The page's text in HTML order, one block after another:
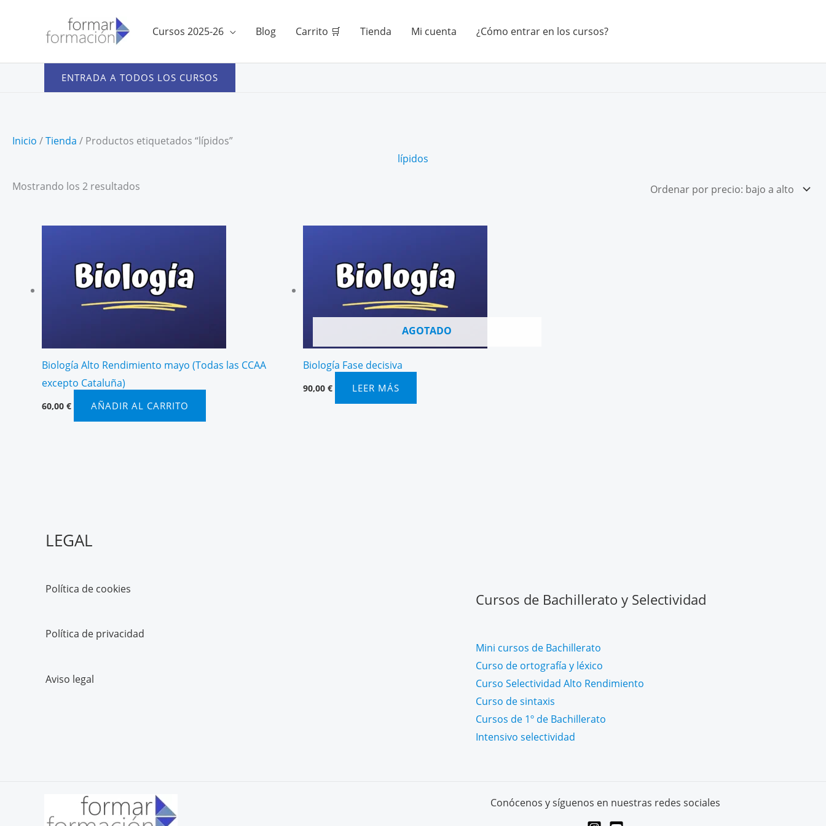
Cursos 2025-26 Blog Carrito 🛒 Tienda Mi cuenta ¿Cómo entrar en los cursos?
ENTRADA A TODOS LOS CURSOS
Inicio /Tienda / Productos etiquetados “lípidos”
lípidos
Mostrando los 2 resultados
alto
Biología Alto Rendimiento mayo (Todas las CCAA
excepto Cataluña)
60,00 € AÑADIR AL CARRITO
AGOTADO
Biología Fase decisiva
90,00 € LEER MÁS
LEGAL
Política de cookies
Política de privacidad
Aviso legal
Cursos de Bachillerato y Selectividad
Mini cursos de Bachillerato
Curso de ortografía y léxico
Curso Selectividad Alto Rendimiento
Curso de sintaxis
Cursos de 1º de Bachillerato
Intensivo selectividad
Conócenos y síguenos en nuestras redes sociales